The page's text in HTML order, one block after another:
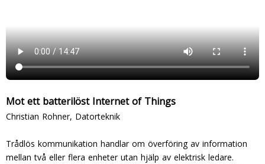
Mot ett batterilöst Internet of Things
Christian Rohner, Datorteknik
Trådlös kommunikation handlar om överföring av information
mellan två eller flera enheter utan hjälp av elektrisk ledare.